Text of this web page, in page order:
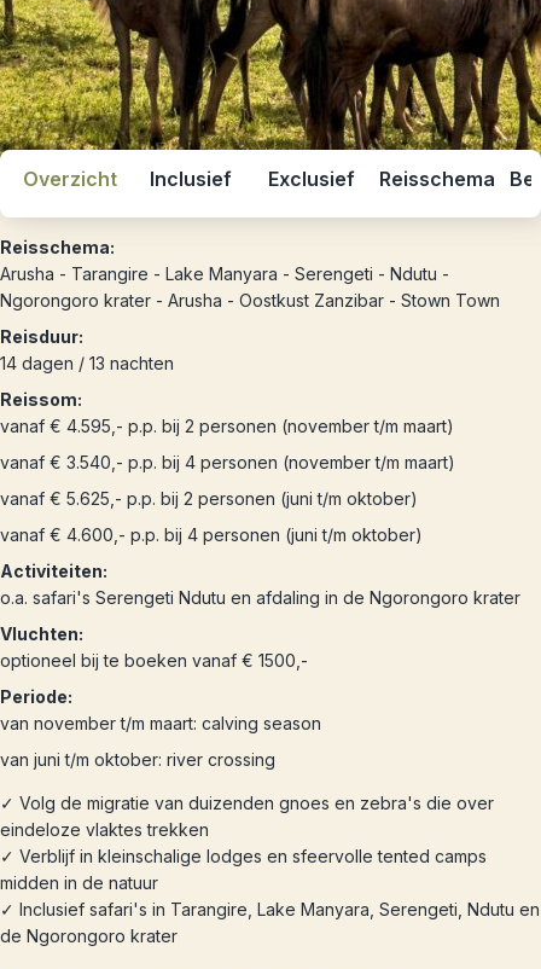
Overzicht Inclusief Exclusief Reisschema
Reisschema:
Arusha - Tarangire - Lake Manyara - Serengeti - Ndutu -
Ngorongoro krater - Arusha - Oostkust Zanzibar - Stown Town
Reisduur:
14 dagen / 13 nachten
Reissom:
vanaf € 4.595,- p.p. bij 2 personen (november t/m maart)
vanaf € 3.540,- p.p. bij 4 personen (november t/m maart)
vanaf € 5.625,- p.p. bij 2 personen (juni t/m oktober)
vanaf € 4.600,- p.p. bij 4 personen (juni t/m oktober)
Activiteiten:
o.a. safari's Serengeti Ndutu en afdaling in de Ngorongoro krater
Vluchten:
optioneel bij te boeken vanaf € 1500,-
Periode:
van november t/m maart: calving season
van juni t/m oktober: river crossing
✓ Volg de migratie van duizenden gnoes en zebra's die over
eindeloze vlaktes trekken
✓ Verblijf in kleinschalige lodges en sfeervolle tented camps
midden in de natuur
✓ Inclusief safari's in Tarangire, Lake Manyara, Serengeti, Ndutu en
de Ngorongoro krater